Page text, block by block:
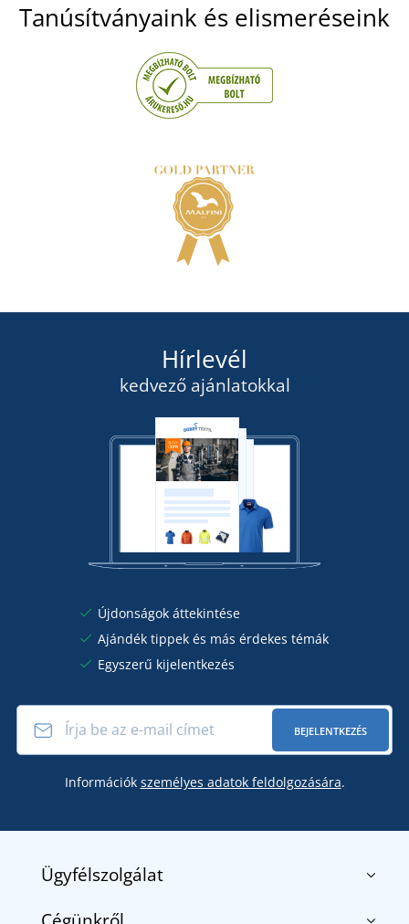
Tanúsítványaink és elismeréseink
Hírlevél
kedvező ajánlatokkal
Újdonságok áttekintése
Ajándék tippek és más érdekes témák
Egyszerű kijelentkezés
BEJELENTKEZÉS
Információk személyes adatok feldolgozására.
Ügyfélszolgálat